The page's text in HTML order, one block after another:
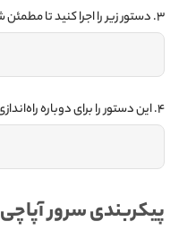
۳. دستور زیر را اجرا کنید تا مطمئن شوید که سرویس در حال اجراست:
۴. این دستور را برای دوباره راه‌اندازی‌کردن آپاچی اجرا کنید:
پیکربندی سرور آپاچی